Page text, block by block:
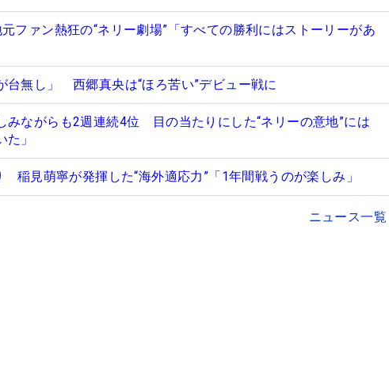
ファン熱狂の“ネリー劇場”「すべての勝利にはストーリーがあ
台無し」 西郷真央は“ほろ苦い”デビュー戦に
みながらも2週連続4位 目の当たりにした“ネリーの意地”には
た」
稲見萌寧が発揮した“海外適応力”「1年間戦うのが楽しみ」
ニュース一覧